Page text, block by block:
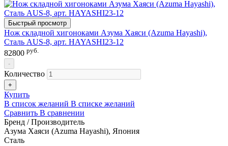
Быстрый просмотр
Нож складной хигоноками Азума Хаяси (Azuma Hayashi),
Сталь AUS-8, арт. HAYASHI23-12
82800 руб.
-
Количество
+
Купить
В список желаний В списке желаний
Сравнить В сравнении
Бренд / Производитель
Азума Хаяси (Azuma Hayashi), Япония
Сталь